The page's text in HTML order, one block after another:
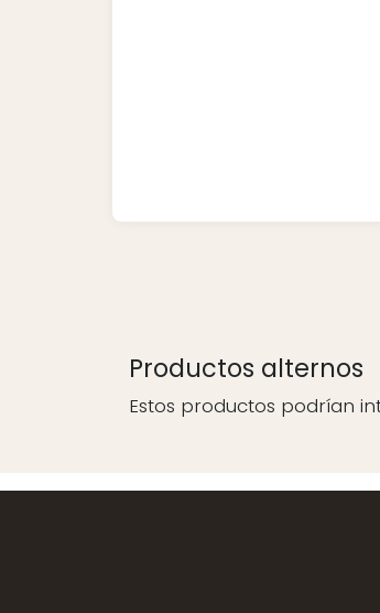
Productos alternos
Estos productos podrían